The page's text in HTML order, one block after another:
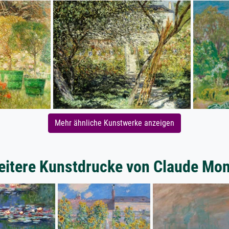
Mehr ähnliche Kunstwerke anzeigen
Kunstdrucke von Claude